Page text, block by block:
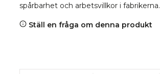
spårbarhet och arbetsvillkor i fabrikerna.
Ställ en fråga om denna produkt